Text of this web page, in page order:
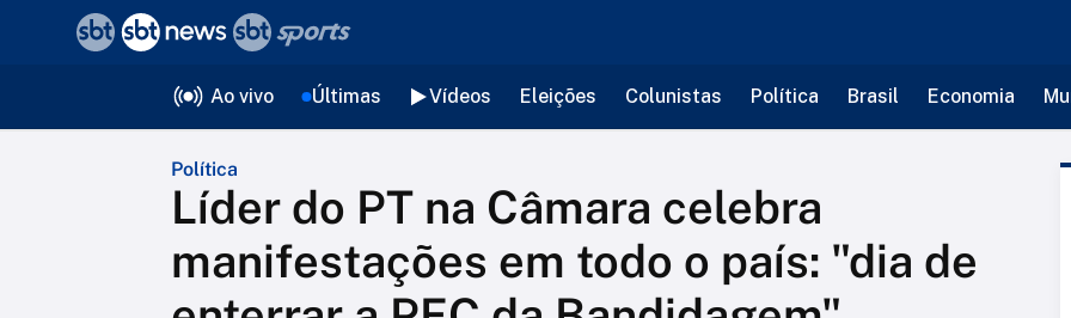
Ao vivo Últimas Vídeos Eleições Colunistas Política Brasil Economia
Política
Líder do PT na Câmara celebra
manifestações em todo o país: "dia de
voltar
Editorias